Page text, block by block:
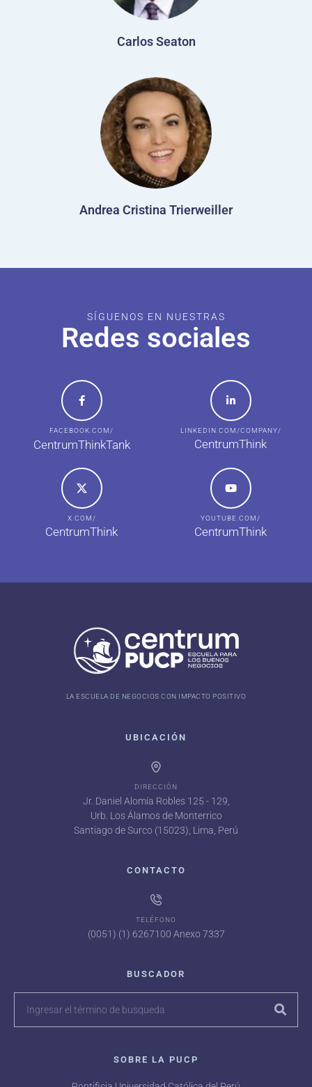
Carlos Seaton
Andrea Cristina Trierweiller
SÍGUENOS EN NUESTRAS
Redes sociales
FACEBOOK.COM/
CentrumThinkTank
LINKEDIN.COM/COMPANY/
CentrumThink
X.COM/
CentrumThink
YOUTUBE.COM/
CentrumThink
LA ESCUELA DE NEGOCIOS CON IMPACTO POSITIVO
UBICACIÓN
DIRECCIÓN
Jr. Daniel Alomía Robles 125 - 129,
Urb. Los Álamos de Monterrico
Santiago de Surco (15023), Lima, Perú
CONTACTO
TELÉFONO
(0051) (1) 6267100 Anexo 7337
BUSCADOR
SOBRE LA PUCP